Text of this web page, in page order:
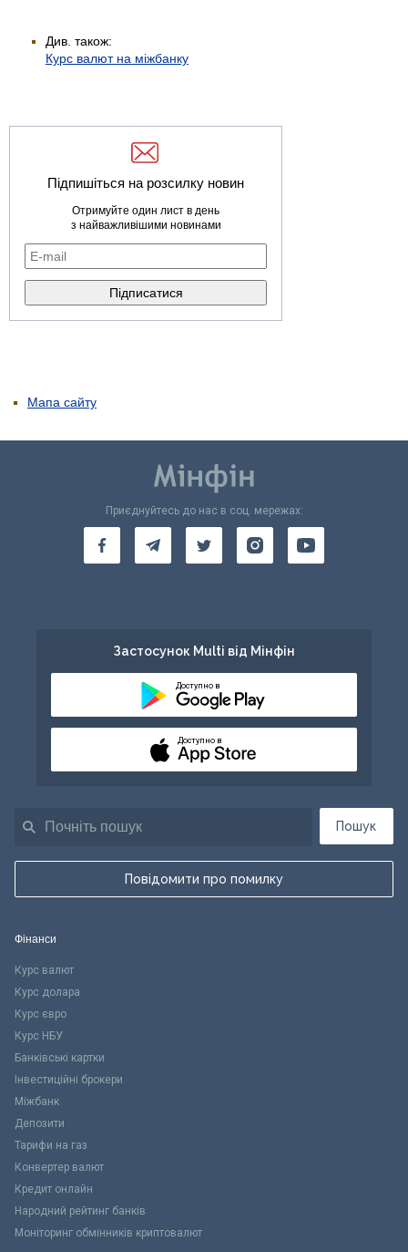
Див. також:
Курс валют на міжбанку
Підпишіться на розсилку новин
Отримуйте один лист в день
з найважливішими новинами
Мапа сайту
Пошук
Повідомити про помилку
Приєднуйтесь до нас в соц. мережах:
Застосунок Multi від Мінфін
Доступно в
Доступно в
Фінанси
Курс валют
Курс долара
Курс євро
Курс НБУ
Банківські картки
Інвестиційні брокери
Міжбанк
Депозити
Тарифи на газ
Конвертер валют
Кредит онлайн
Народний рейтинг банків
Моніторинг обмінників криптовалют